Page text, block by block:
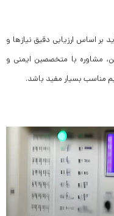
اساس ارزیابی دقیق نیازها و
مشاوره با متخصصین ایمنی و
مناسب بسیار مفید باشد.